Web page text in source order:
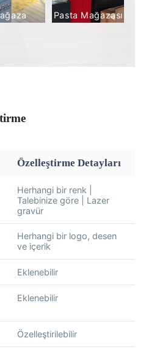
Pasta Mağazası
Özelleştirme Detayları
Herhangi bir renk |
Talebinize göre | Lazer
gravür
Herhangi bir logo, desen
ve içerik
Eklenebilir
Eklenebilir
Özelleştirilebilir